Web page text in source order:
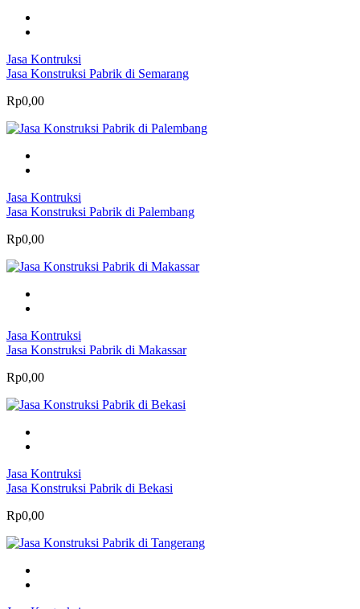
Jasa Kontruksi
Jasa Konstruksi Pabrik di Semarang
Rp0,00
Jasa Kontruksi
Jasa Konstruksi Pabrik di Palembang
Rp0,00
Jasa Kontruksi
Jasa Konstruksi Pabrik di Makassar
Rp0,00
Jasa Kontruksi
Jasa Konstruksi Pabrik di Bekasi
Rp0,00